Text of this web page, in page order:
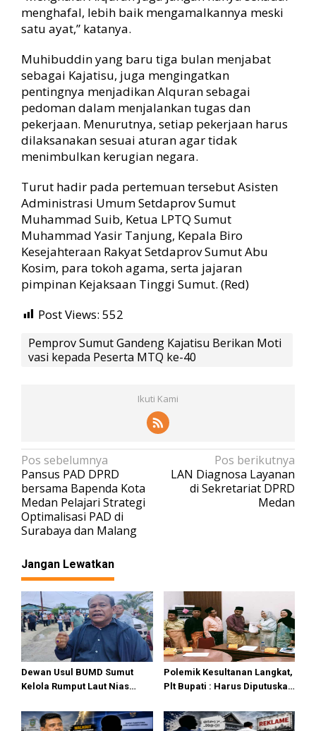
menghafal, lebih baik mengamalkannya meski
satu ayat,” katanya.
Muhibuddin yang baru tiga bulan menjabat
sebagai Kajatisu, juga mengingatkan
pentingnya menjadikan Alquran sebagai
pedoman dalam menjalankan tugas dan
pekerjaan. Menurutnya, setiap pekerjaan harus
dilaksanakan sesuai aturan agar tidak
menimbulkan kerugian negara.
Turut hadir pada pertemuan tersebut Asisten
Administrasi Umum Setdaprov Sumut
Muhammad Suib, Ketua LPTQ Sumut
Muhammad Yasir Tanjung, Kepala Biro
Kesejahteraan Rakyat Setdaprov Sumut Abu
Kosim, para tokoh agama, serta jajaran
pimpinan Kejaksaan Tinggi Sumut. (Red)
Post Views: 552
Pemprov Sumut Gandeng Kajatisu Berikan Moti
vasi kepada Peserta MTQ ke-40
Ikuti Kami
N
a
v
i
g
a
s
i
p
o
s
Pos sebelumnya
Pansus PAD DPRD
bersama Bapenda Kota
Medan Pelajari Strategi
Optimalisasi PAD di
Surabaya dan Malang
Pos berikutnya
LAN Diagnosa Layanan
di Sekretariat DPRD
Medan
Jangan Lewatkan
Dewan Usul BUMD Sumut
Kelola Rumput Laut Nias
Polemik Kesultanan Langkat,
Plt Bupati : Harus Diputuskan
Dialog